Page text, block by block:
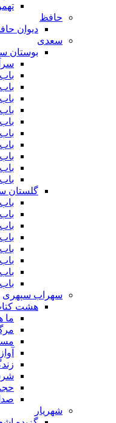
حافظ
دیوان
سعدی
بوستان
گلستان
سهراب سپهری
هشت
ما
شهریار